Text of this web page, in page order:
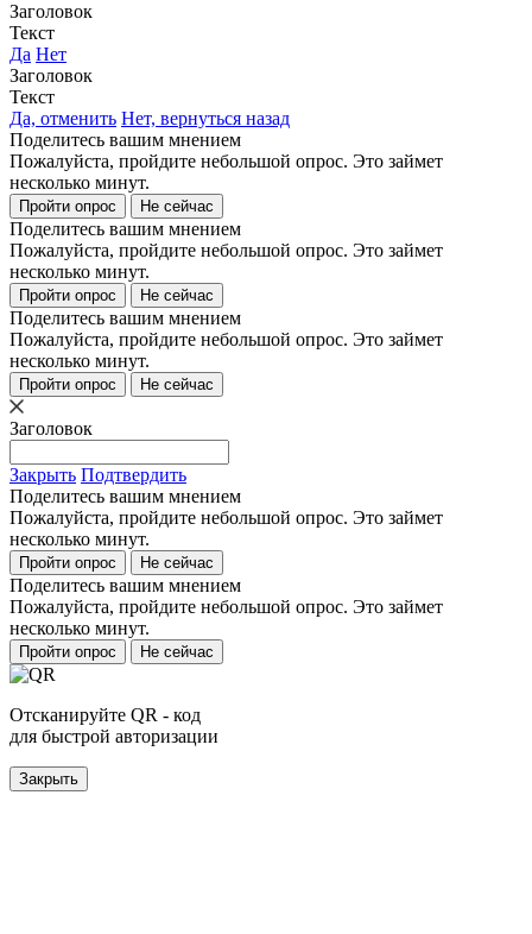
Заголовок
Текст
Да Нет
Заголовок
Текст
Да, отменить Нет, вернуться назад
Поделитесь вашим мнением
Пожалуйста, пройдите небольшой опрос. Это займет
несколько минут.
Пройти опрос Не сейчас
Поделитесь вашим мнением
Пожалуйста, пройдите небольшой опрос. Это займет
несколько минут.
Пройти опрос Не сейчас
Поделитесь вашим мнением
Пожалуйста, пройдите небольшой опрос. Это займет
несколько минут.
Пройти опрос Не сейчас
Заголовок
Закрыть Подтвердить
Поделитесь вашим мнением
Пожалуйста, пройдите небольшой опрос. Это займет
несколько минут.
Пройти опрос Не сейчас
Поделитесь вашим мнением
Пожалуйста, пройдите небольшой опрос. Это займет
несколько минут.
Пройти опрос Не сейчас
Отсканируйте QR - код
для быстрой авторизации
Закрыть